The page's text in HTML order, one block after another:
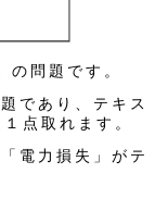
の問題です。
であり、テキス
点取れます。
電力損失」がテ